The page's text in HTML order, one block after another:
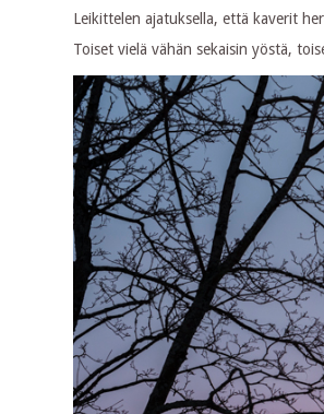
Leikittelen ajatuksella, että kaverit
Toiset vielä vähän sekaisin yöstä,